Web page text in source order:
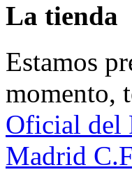
La tienda
Estamos
momento,
Oficial del
Madrid